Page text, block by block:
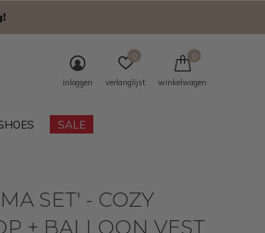
SALE
inloggen verlanglijst
0
winkelwagen
0
SET' - COZY
+ BALLOON VEST